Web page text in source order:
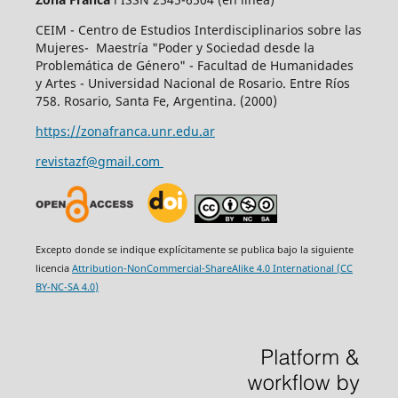
CEIM - Centro de Estudios Interdisciplinarios sobre las
Mujeres- Maestría "Poder y Sociedad desde la
Problemática de Género" - Facultad de Humanidades
y Artes - Universidad Nacional de Rosario. Entre Ríos
758. Rosario, Santa Fe, Argentina. (2000)
https://zonafranca.unr.edu.ar
revistazf@gmail.com
Excepto donde se indique explícitamente se publica bajo la siguiente
licencia Attribution-NonCommercial-ShareAlike 4.0 International (CC
BY-NC-SA 4.0)